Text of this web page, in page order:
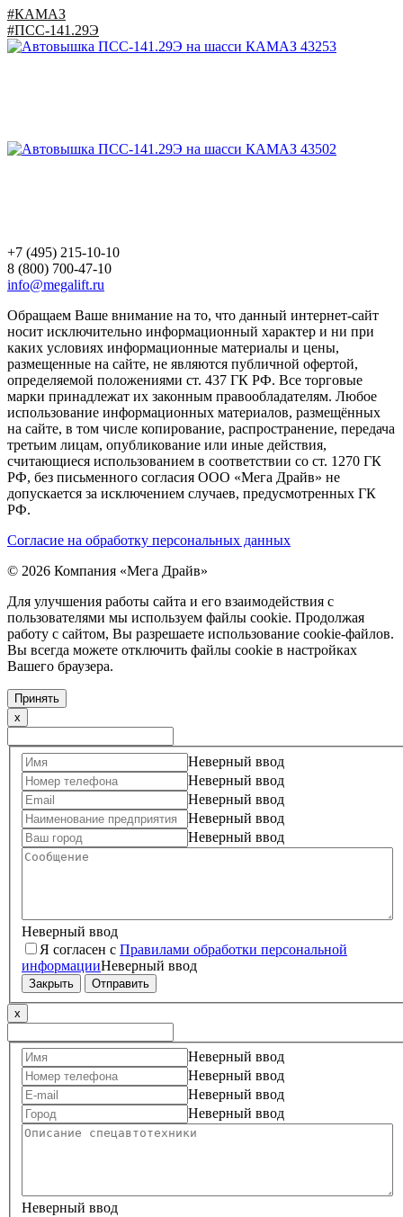
#КАМАЗ
#ПСС-141.29Э
+7 (495) 215-10-10
8 (800) 700-47-10
info@megalift.ru
Обращаем Ваше внимание на то, что данный интернет-сайт
носит исключительно информационный характер и ни при
каких условиях информационные материалы и цены,
размещенные на сайте, не являются публичной офертой,
определяемой положениями ст. 437 ГК РФ. Все торговые
марки принадлежат их законным правообладателям. Любое
использование информационных материалов, размещённых
на сайте, в том числе копирование, распространение, передача
третьим лицам, опубликование или иные действия,
считающиеся использованием в соответствии со ст. 1270 ГК
РФ, без письменного согласия ООО «Мега Драйв» не
допускается за исключением случаев, предусмотренных ГК
РФ.
Согласие на обработку персональных данных
© 2026 Компания «Мега Драйв»
Для улучшения работы сайта и его взаимодействия с
пользователями мы используем файлы cookie. Продолжая
работу с сайтом, Вы разрешаете использование cookie-файлов.
Вы всегда можете отключить файлы cookie в настройках
Вашего браузера.
Принять
x
Неверный ввод
Неверный ввод
Неверный ввод
Неверный ввод
Неверный ввод
Неверный ввод
Я согласен с Правилами обработки персональной
информацииНеверный ввод
Закрыть Отправить
x
Неверный ввод
Неверный ввод
Неверный ввод
Неверный ввод
Неверный ввод